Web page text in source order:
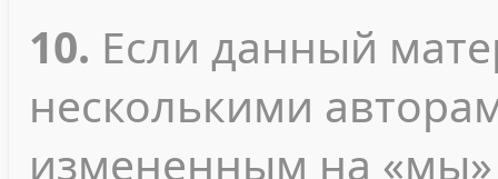
10. Если данный
несколькими
измененным на «мы»